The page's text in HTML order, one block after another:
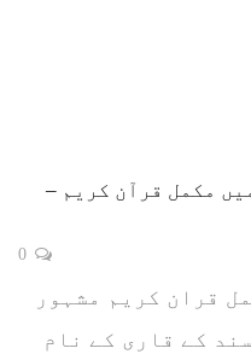
مکمل قرآن کریم –
قران کریم مشہور
کے قاری کے نام